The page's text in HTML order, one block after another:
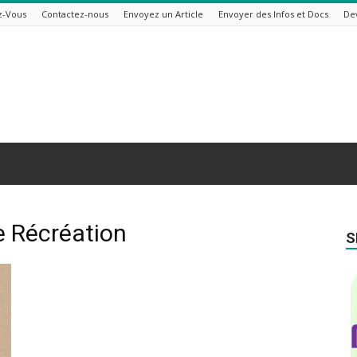
Vous Contactez-nous Envoyez un Article Envoyer des Infos et Docs
Récréation